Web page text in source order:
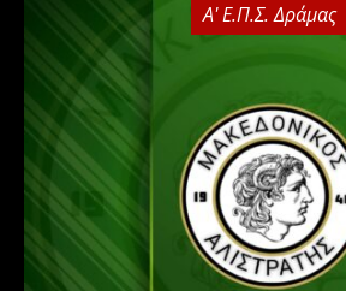
Α' Ε.Π.Σ. Δράμας